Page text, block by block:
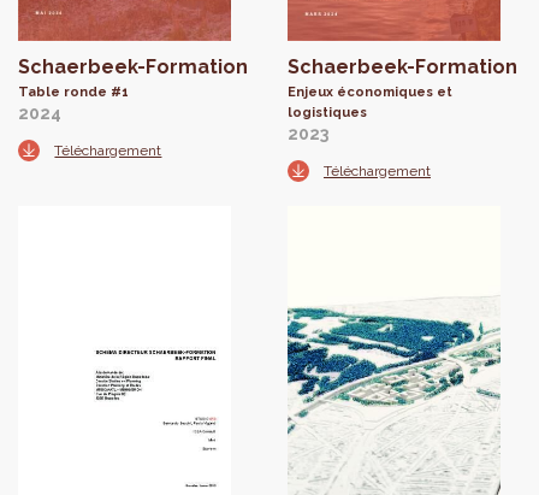
Schaerbeek-Formation
Table ronde #1
2024
Téléchargement
Schaerbeek-Formation
Enjeux économiques et
logistiques
2023
Téléchargement